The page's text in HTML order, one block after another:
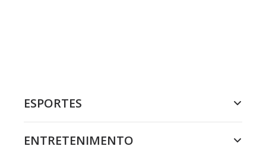
ESPORTES
ENTRETENIMENTO